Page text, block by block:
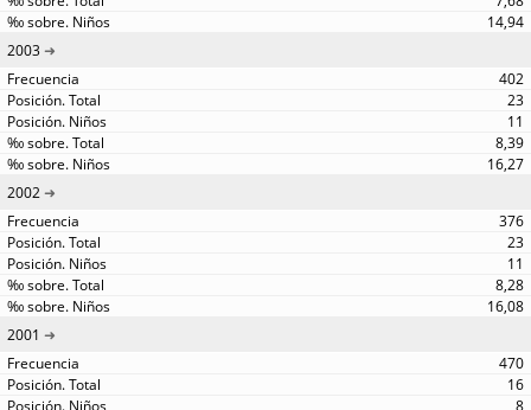
14,94
2003
402
23
11
8,39
16,27
2002
376
23
11
8,28
16,08
2001
470
16
8